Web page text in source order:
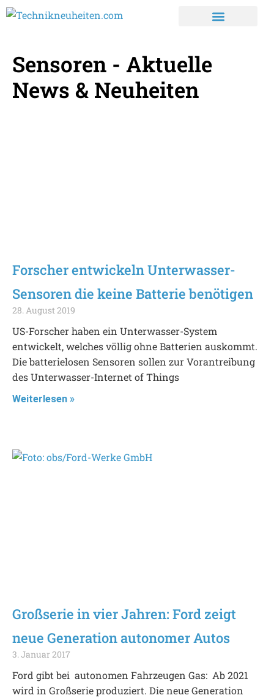
Sensoren - Aktuelle
News & Neuheiten
Forscher entwickeln Unterwasser-
Sensoren die keine Batterie benötigen
28. August 2019
US-Forscher haben ein Unterwasser-System
entwickelt, welches völlig ohne Batterien auskommt.
Die batterielosen Sensoren sollen zur Vorantreibung
des Unterwasser-Internet of Things
Weiterlesen »
Großserie in vier Jahren: Ford zeigt
neue Generation autonomer Autos
3. Januar 2017
Ford gibt bei autonomen Fahrzeugen Gas: Ab 2021
wird in Großserie produziert. Die neue Generation